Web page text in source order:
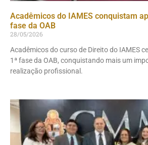
Acadêmicos do IAMES conquistam
fase da OAB
28/05/2026
Acadêmicos do curso de Direito do IAMES
1ª fase da OAB, conquistando mais um
realização profissional.